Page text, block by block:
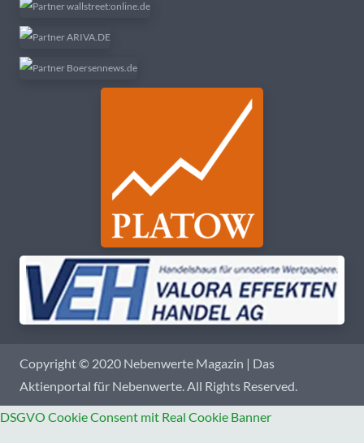
Copyright © 2020 Nebenwerte Magazin | Das
Aktienportal für Nebenwerte. All Rights Reserved.
DSGVO Cookie Consent mit Real Cookie Banner